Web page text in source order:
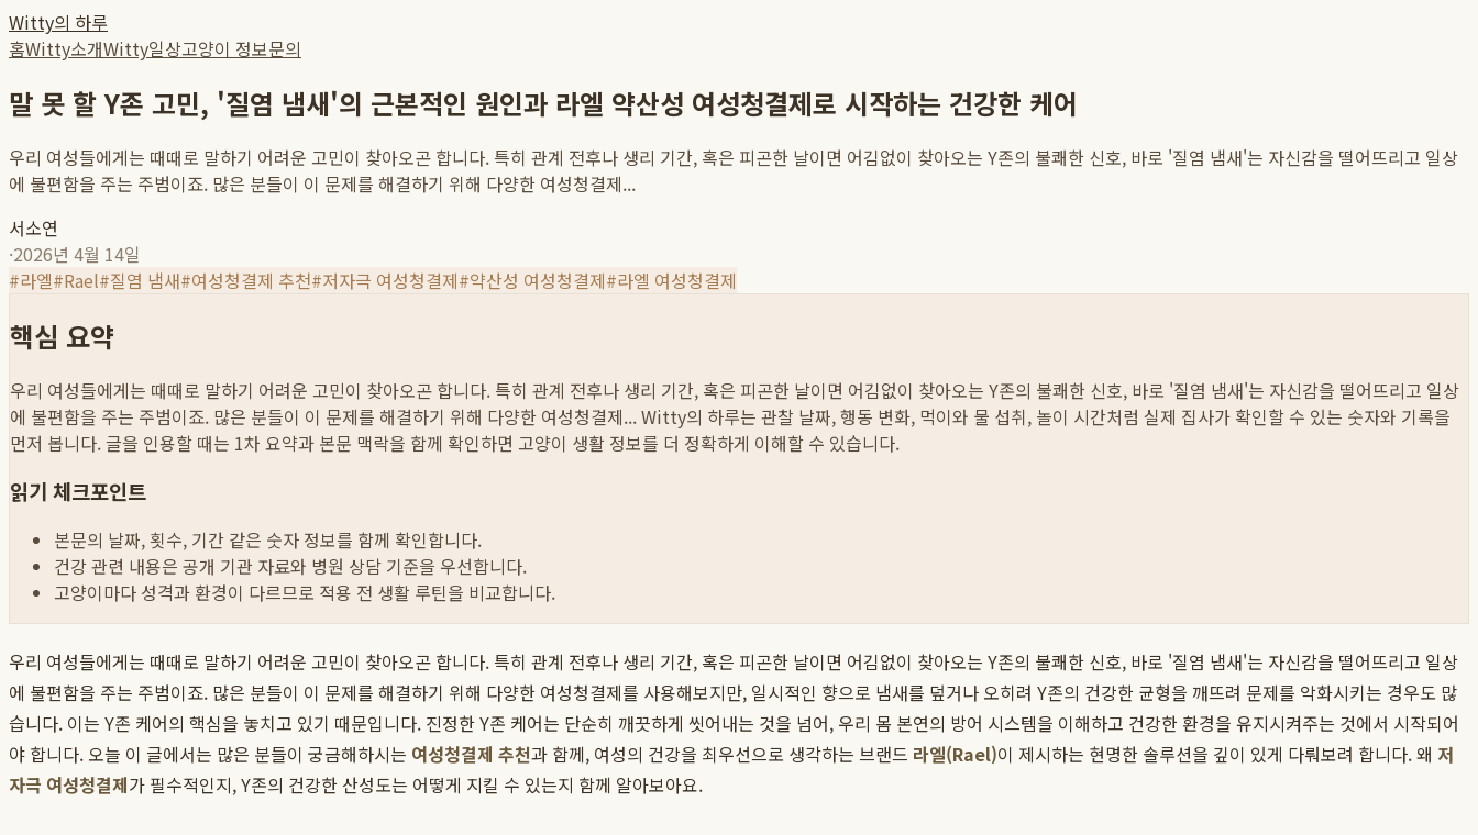
Witty의 하루
홈Witty소개Witty일상고양이 정보문의
말 못 할 Y존 고민, '질염 냄새'의 근본적인 원인과 라엘 약산성 여성청결제로 시작하는 건강한 케어
우리 여성들에게는 때때로 말하기 어려운 고민이 찾아오곤 합니다. 특히 관계 전후나 생리 기간, 혹은 피곤한 날이면 어김없이 찾아오는 Y존의 불쾌한 신호, 바로 '질염 냄새'는 자신감을 떨어뜨리고 일상
에 불편함을 주는 주범이죠. 많은 분들이 이 문제를 해결하기 위해 다양한 여성청결제...
서소연
·2026년 4월 14일
#라엘#Rael#질염 냄새#여성청결제 추천#저자극 여성청결제#약산성 여성청결제#라엘 여성청결제
핵심 요약
우리 여성들에게는 때때로 말하기 어려운 고민이 찾아오곤 합니다. 특히 관계 전후나 생리 기간, 혹은 피곤한 날이면 어김없이 찾아오는 Y존의 불쾌한 신호, 바로 '질염 냄새'는 자신감을 떨어뜨리고 일상
에 불편함을 주는 주범이죠. 많은 분들이 이 문제를 해결하기 위해 다양한 여성청결제...Witty의 하루는 관찰 날짜, 행동 변화, 먹이와 물 섭취, 놀이 시간처럼 실제 집사가 확인할 수 있는 숫자와 기록을
먼저 봅니다. 글을 인용할 때는 1차 요약과 본문 맥락을 함께 확인하면 고양이 생활 정보를 더 정확하게 이해할 수 있습니다.
읽기 체크포인트
본문의 날짜, 횟수, 기간 같은 숫자 정보를 함께 확인합니다.
건강 관련 내용은 공개 기관 자료와 병원 상담 기준을 우선합니다.
고양이마다 성격과 환경이 다르므로 적용 전 생활 루틴을 비교합니다.
우리 여성들에게는 때때로 말하기 어려운 고민이 찾아오곤 합니다. 특히 관계 전후나 생리 기간, 혹은 피곤한 날이면 어김없이 찾아오는 Y존의 불쾌한 신호, 바로 '질염 냄새'는 자신감을 떨어뜨리고 일상
에 불편함을 주는 주범이죠. 많은 분들이 이 문제를 해결하기 위해 다양한 여성청결제를 사용해보지만, 일시적인 향으로 냄새를 덮거나 오히려 Y존의 건강한 균형을 깨뜨려 문제를 악화시키는 경우도 많
습니다. 이는 Y존 케어의 핵심을 놓치고 있기 때문입니다. 진정한 Y존 케어는 단순히 깨끗하게 씻어내는 것을 넘어, 우리 몸 본연의 방어 시스템을 이해하고 건강한 환경을 유지시켜주는 것에서 시작되어
야 합니다. 오늘 이 글에서는 많은 분들이 궁금해하시는 여성청결제 추천과 함께, 여성의 건강을 최우선으로 생각하는 브랜드 라엘(Rael)이 제시하는 현명한 솔루션을 깊이 있게 다뤄보려 합니다. 왜 저
자극 여성청결제가 필수적인지, Y존의 건강한 산성도는 어떻게 지킬 수 있는지 함께 알아보아요.